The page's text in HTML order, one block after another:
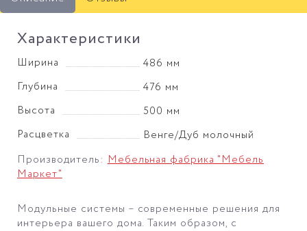
Характеристики
Ширина
486 мм
Глубина
476 мм
Высота
500 мм
Расцветка
Венге/Дуб молочный
Производитель:Мебельная фабрика "Мебель
Маркет"
Модульные системы – современные решения для
интерьера вашего дома. Таким образом, с